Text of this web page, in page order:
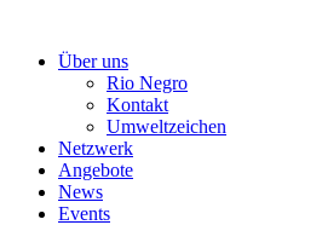
Über uns
Rio Negro
Kontakt
Umweltzeichen
Netzwerk
Angebote
News
Events